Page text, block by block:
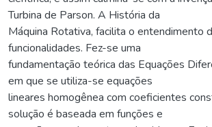
Turbina de Parson. A História da
Máquina Rotativa, facilita o entendimento
funcionalidades. Fez-se uma
fundamentação teórica das Equações
em que se utiliza-se equações
lineares homogênea com coeficientes
solução é baseada em funções e